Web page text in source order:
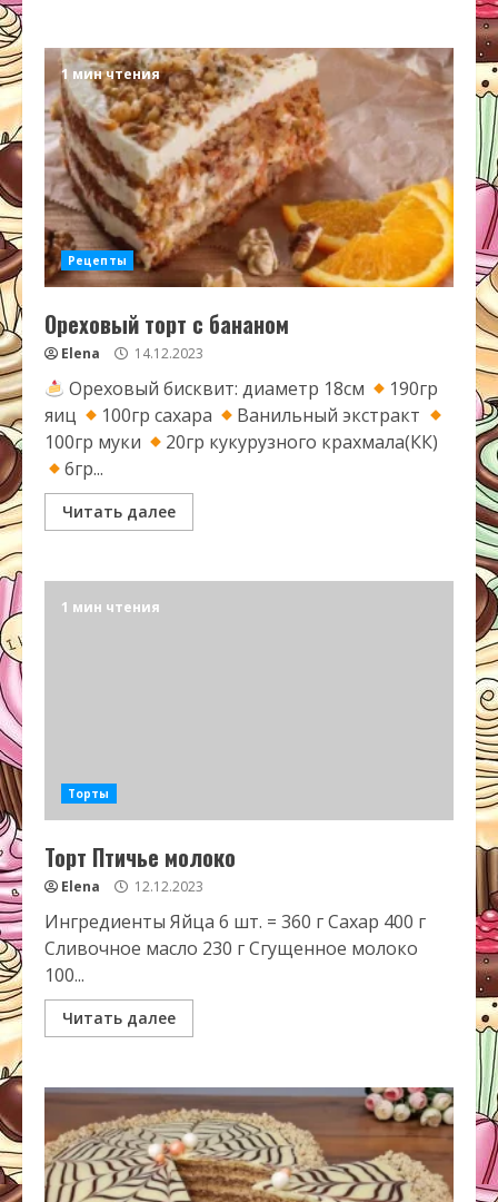
1 мин чтения
Рецепты
Ореховый торт с бананом
Elena 14.12.2023
Ореховый бисквит: диаметр 18см
190гр
яиц
100гр сахара
Ванильный экстракт
100гр муки
20гр кукурузного крахмала(КК)
6гр...
Читать далее
1 мин чтения
Торты
Торт Птичье молоко
Elena 12.12.2023
Ингредиенты Яйца 6 шт. = 360 г Сахар 400 г
Сливочное масло 230 г Сгущенное молоко
100...
Читать далее